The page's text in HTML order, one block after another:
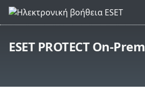
ESET PROTECT On-Prem